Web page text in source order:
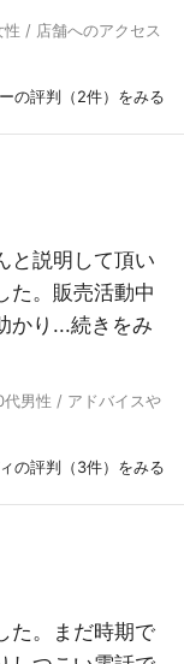
/ 店舗へのアクセス
の評判（2件）をみる
と説明して頂い
た。販売活動中
かり...続きをみ
男性 / アドバイスや
の評判（3件）をみる
た。まだ時期で